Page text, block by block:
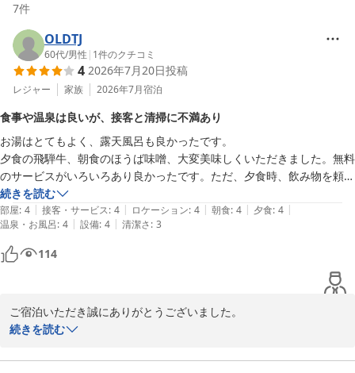
7件
OLDTJ
60代/男性 | 1件のクチコミ
4 2026年7月20日投稿
レジャー 家族 2026年7月宿泊
食事や温泉は良いが、接客と清掃に不満あり
お湯はとてもよく、露天風呂も良かったです。
夕食の飛騨牛、朝食のほうば味噌、大変美味しくいただきました。無料
のサービスがいろいろあり良かったです。ただ、夕食時、飲み物を頼み
たい時に接客係の方が誰もいない状態があったのと、前菜の次の飛騨牛
が出てくる間が長くイライラして残念でした。また、チェックインして
部屋に入ったら、テレビ横の流しに汚いタオルが置いたままで、掃除が
大丈夫かと心配になりました。
まあまあ高いお値段なのに、スタッフのお客様に対する心配りが足りな
続きを読む
部屋: 4 | 接客・サービス: 4 | ロケーション: 4 | 朝食: 4 | 夕食: 4 |
温泉・お風呂: 4 | 設備: 4 | 清潔さ: 3
114
ご宿泊いただき誠にありがとうございました。
温浴やお食事をお楽しみいただけたとのこと、光栄に存じます。
でお待たせした点、客室の流しに清掃不備があった点は誠に申し訳
続きを読む